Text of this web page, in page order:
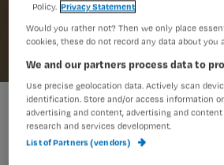
‘Rol verpleegkundige verandert wezenlijk’
Policy. Privacy Statement
Would you rather not? Then we only place
cookies, these do not record any data about you
We and our partners process data to
Use precise geolocation data. Actively scan
identification. Store and/or access information
advertising and content, advertising and
research and services development.
List of Partners (vendors)